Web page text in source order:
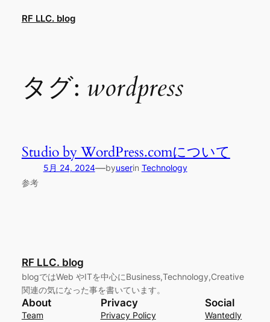
RF LLC. blog
タグ: wordpress
Studio by WordPress.comについて
5月 24, 2024—byuserin Technology
参考
RF LLC. blog
blogではWeb やITを中心にBusiness,Technology,Creative
関連の気になった事を書いています。
About
Team
Privacy
Privacy Policy
Social
Wantedly